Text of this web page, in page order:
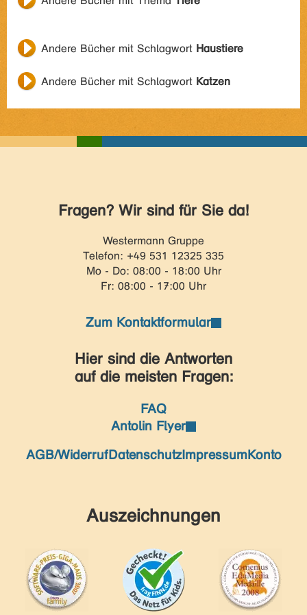
Andere Bücher mit Schlagwort Haustiere
Andere Bücher mit Schlagwort Katzen